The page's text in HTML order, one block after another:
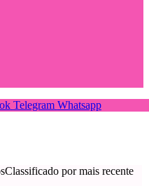
Telegram Whatsapp
Classificado por mais recente